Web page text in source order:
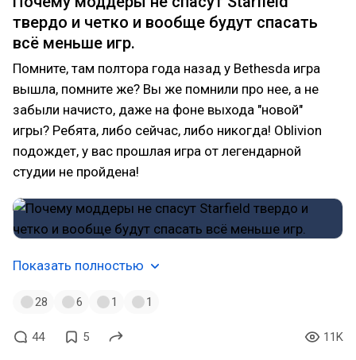
твердо и четко и вообще будут спасать
всё меньше игр.
Помните, там полтора года назад у Bethesda игра
вышла, помните же? Вы же помнили про нее, а не
забыли начисто, даже на фоне выхода "новой"
игры? Ребята, либо сейчас, либо никогда! Oblivion
подождет, у вас прошлая игра от легендарной
студии не пройдена!
Показать полностью
28 6 1 1
44 5 11K